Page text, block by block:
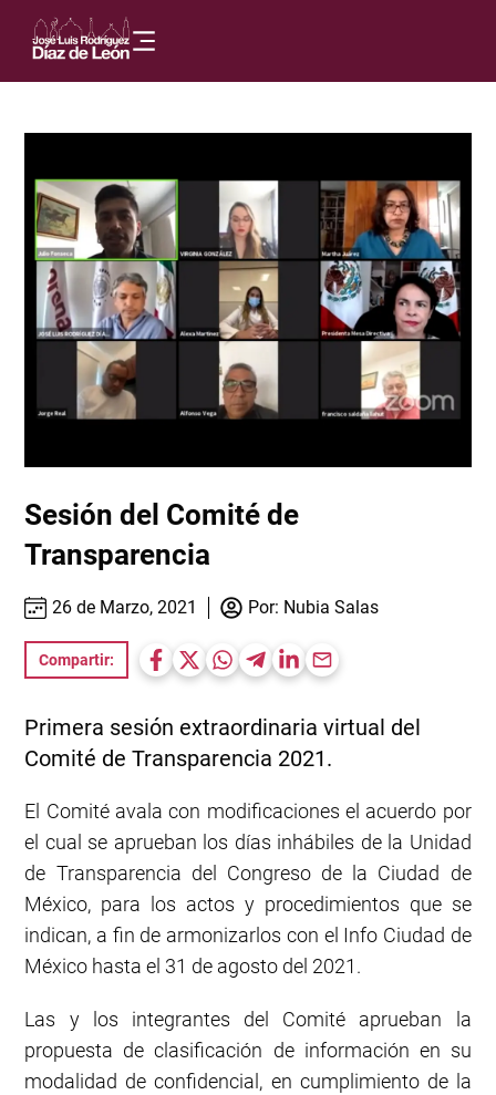
Sesión del Comité de
Transparencia
26 de Marzo, 2021 Por: Nubia Salas
Compartir:
Primera sesión extraordinaria virtual del
Comité de Transparencia 2021.
El Comité avala con modificaciones el acuerdo por
el cual se aprueban los días inhábiles de la Unidad
de Transparencia del Congreso de la Ciudad de
México, para los actos y procedimientos que se
indican, a fin de armonizarlos con el Info Ciudad de
México hasta el 31 de agosto del 2021.
Las y los integrantes del Comité aprueban la
propuesta de clasificación de información en su
modalidad de confidencial, en cumplimiento de la